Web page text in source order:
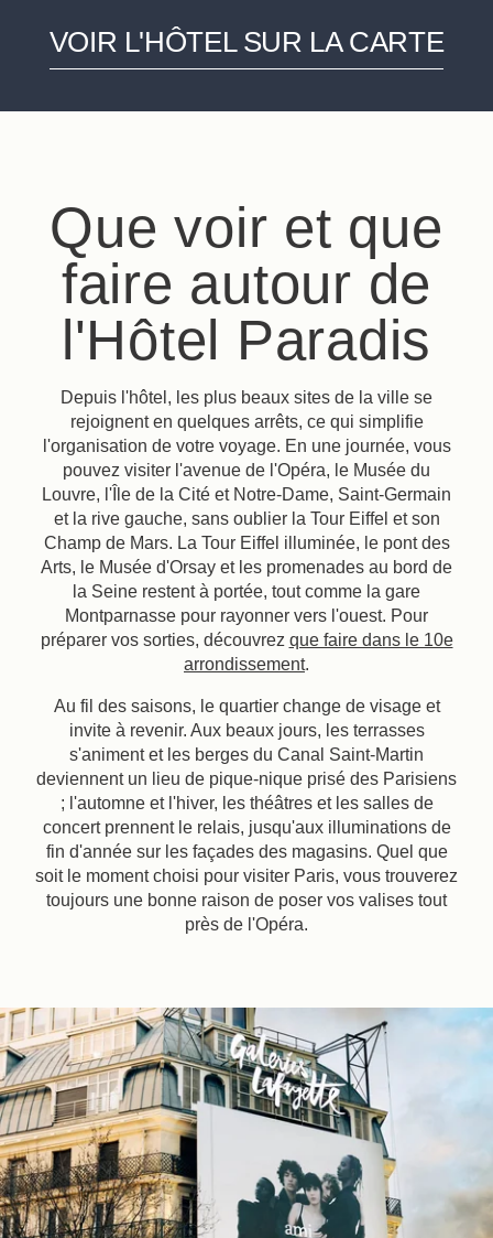
VOIR L'HÔTEL SUR LA CARTE
Que voir et que
faire autour de
l'Hôtel Paradis
Depuis l'hôtel, les plus beaux sites de la ville se
rejoignent en quelques arrêts, ce qui simplifie
l'organisation de votre voyage. En une journée, vous
pouvez visiter l'avenue de l'Opéra, le Musée du
Louvre, l'Île de la Cité et Notre-Dame, Saint-Germain
et la rive gauche, sans oublier la Tour Eiffel et son
Champ de Mars. La Tour Eiffel illuminée, le pont des
Arts, le Musée d'Orsay et les promenades au bord de
la Seine restent à portée, tout comme la gare
Montparnasse pour rayonner vers l'ouest. Pour
préparer vos sorties, découvrez que faire dans le 10e
arrondissement.
Au fil des saisons, le quartier change de visage et
invite à revenir. Aux beaux jours, les terrasses
s'animent et les berges du Canal Saint-Martin
deviennent un lieu de pique-nique prisé des Parisiens
; l'automne et l'hiver, les théâtres et les salles de
concert prennent le relais, jusqu'aux illuminations de
fin d'année sur les façades des magasins. Quel que
soit le moment choisi pour visiter Paris, vous trouverez
toujours une bonne raison de poser vos valises tout
près de l'Opéra.